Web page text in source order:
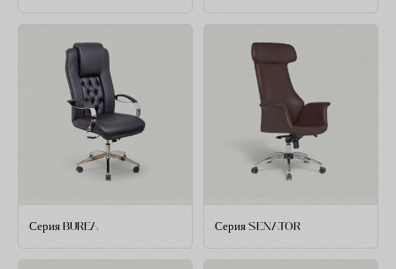
Серия BUREA Серия SENATOR